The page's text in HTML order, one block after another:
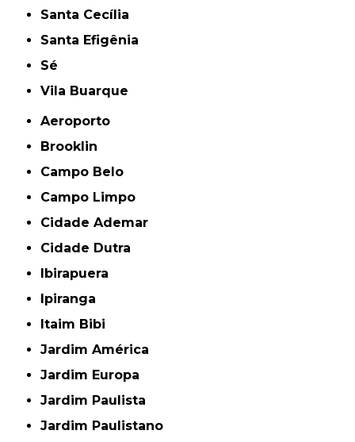
Santa Cecília
Santa Efigênia
Sé
Vila Buarque
Aeroporto
Brooklin
Campo Belo
Campo Limpo
Cidade Ademar
Cidade Dutra
Ibirapuera
Ipiranga
Itaim Bibi
Jardim América
Jardim Europa
Jardim Paulista
Jardim Paulistano